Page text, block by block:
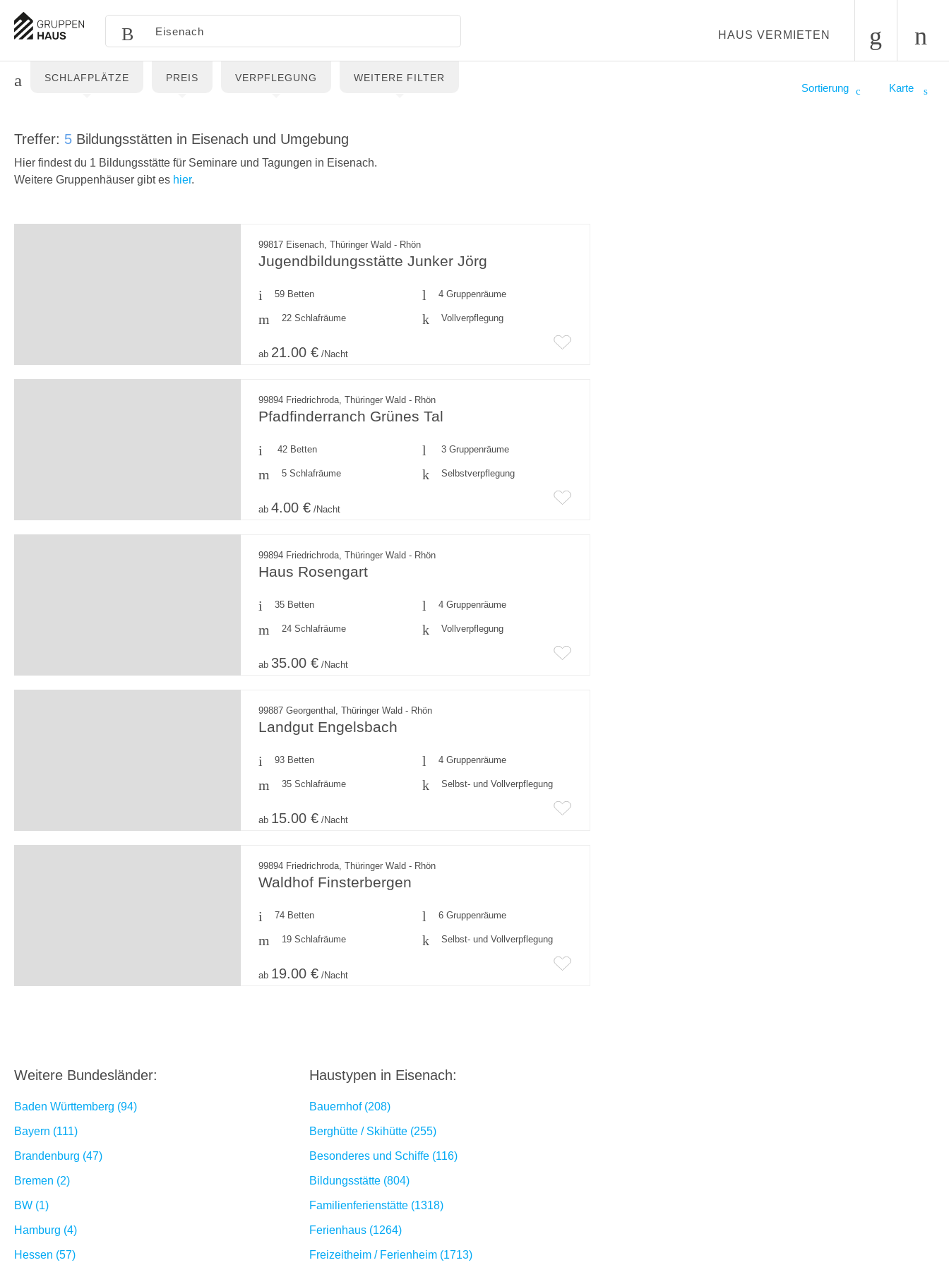
HAUS VERMIETEN
SCHLAFPLÄTZE PREIS VERPFLEGUNG WEITERE FILTER
Karte
Sortierung
Treffer: 5 Bildungsstätten in Eisenach und Umgebung
Hier findest du 1 Bildungsstätte für Seminare und Tagungen in Eisenach.
Weitere Gruppenhäuser gibt es hier.
99817 Eisenach, Thüringer Wald - Rhön
Jugendbildungsstätte Junker Jörg
59 Betten 4 Gruppenräume
22 Schlafräume Vollverpflegung
ab 21.00 € /Nacht
99894 Friedrichroda, Thüringer Wald - Rhön
Pfadfinderranch Grünes Tal
42 Betten 3 Gruppenräume
5 Schlafräume Selbstverpflegung
ab 4.00 € /Nacht
99894 Friedrichroda, Thüringer Wald - Rhön
Haus Rosengart
35 Betten 4 Gruppenräume
24 Schlafräume Vollverpflegung
ab 35.00 € /Nacht
99887 Georgenthal, Thüringer Wald - Rhön
Landgut Engelsbach
93 Betten 4 Gruppenräume
35 Schlafräume Selbst- und Vollverpflegung
ab 15.00 € /Nacht
99894 Friedrichroda, Thüringer Wald - Rhön
Waldhof Finsterbergen
74 Betten 6 Gruppenräume
19 Schlafräume Selbst- und Vollverpflegung
ab 19.00 € /Nacht
Weitere Bundesländer:
Baden Württemberg (94)
Bayern (111)
Brandenburg (47)
Bremen (2)
BW (1)
Hamburg (4)
Hessen (57)
Haustypen in Eisenach:
Bauernhof (208)
Berghütte / Skihütte (255)
Besonderes und Schiffe (116)
Bildungsstätte (804)
Familienferienstätte (1318)
Ferienhaus (1264)
Freizeitheim / Ferienheim (1713)